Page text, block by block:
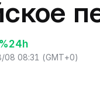
24h
08 08:31 (GMT+0)